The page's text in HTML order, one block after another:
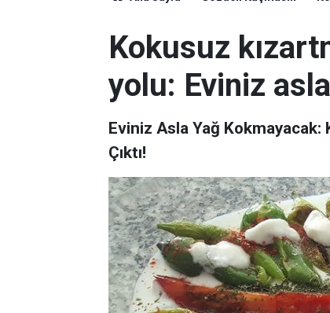
Kokusuz
yolu: Eviniz
Eviniz Asla Yağ Kokmayacak:
Çıktı!